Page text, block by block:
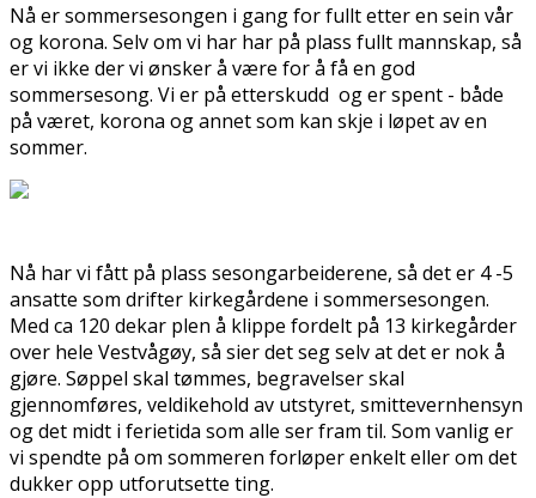
Nå er sommersesongen i gang for fullt etter en sein vår
og korona. Selv om vi har har på plass fullt mannskap, så
er vi ikke der vi ønsker å være for å få en god
sommersesong. Vi er på etterskudd og er spent - både
på været, korona og annet som kan skje i løpet av en
sommer.
Nå har vi fått på plass sesongarbeiderene, så det er 4 -5
ansatte som drifter kirkegårdene i sommersesongen.
Med ca 120 dekar plen å klippe fordelt på 13 kirkegårder
over hele Vestvågøy, så sier det seg selv at det er nok å
gjøre. Søppel skal tømmes, begravelser skal
gjennomføres, veldikehold av utstyret, smittevernhensyn
og det midt i ferietida som alle ser fram til. Som vanlig er
vi spendte på om sommeren forløper enkelt eller om det
dukker opp utforutsette ting.